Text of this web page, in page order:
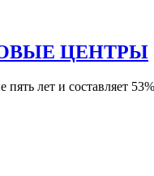
ЦЕНТРЫ
лет и составляет